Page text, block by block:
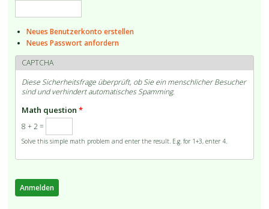
Neues Benutzerkonto erstellen
Neues Passwort anfordern
CAPTCHA
Diese Sicherheitsfrage überprüft, ob Sie ein menschlicher Besucher
sind und verhindert automatisches Spamming.
Math question*
8 + 2 =
Solve this simple math problem and enter the result. E.g. for 1+3, enter 4.